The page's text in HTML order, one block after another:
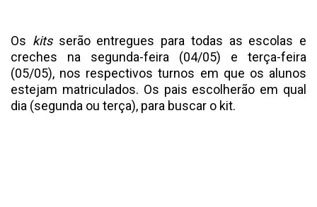
Os kits serão entregues para todas as escolas e
creches na segunda-feira (04/05) e terça-feira
(05/05), nos respectivos turnos em que os alunos
estejam matriculados. Os pais escolherão em qual
dia (segunda ou terça), para buscar o kit.